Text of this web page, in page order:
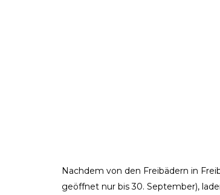
Nachdem von den Freibädern in
geöffnet nur bis 30. September),